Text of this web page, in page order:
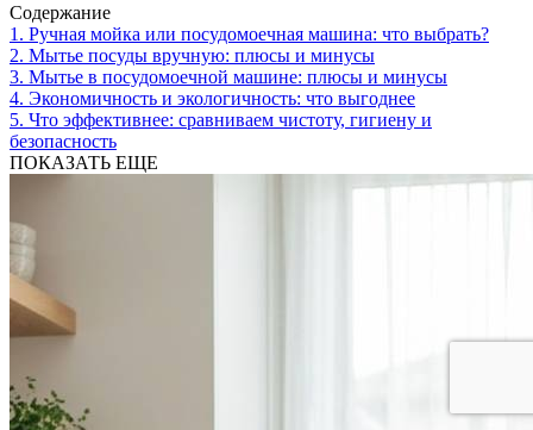
Содержание
1. Ручная мойка или посудомоечная машина: что выбрать?
2. Мытье посуды вручную: плюсы и минусы
3. Мытье в посудомоечной машине: плюсы и минусы
4. Экономичность и экологичность: что выгоднее
5. Что эффективнее: сравниваем чистоту, гигиену и
безопасность
ПОКАЗАТЬ ЕЩЕ